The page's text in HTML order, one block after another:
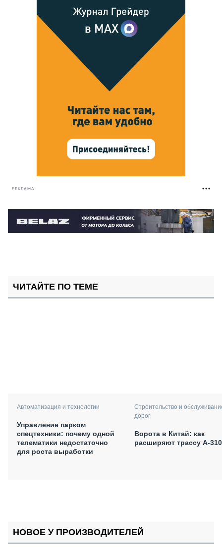
РЕКЛАМА
ЧИТАЙТЕ ПО ТЕМЕ
Автоматизация и технологии
Управление парком
спецтехники: почему одной
телематики недостаточно
для роста выработки
Строительство и
дорог
Ворота в Китай: как
расширяют трассу А-310
НОВОЕ У ПРОИЗВОДИТЕЛЕЙ